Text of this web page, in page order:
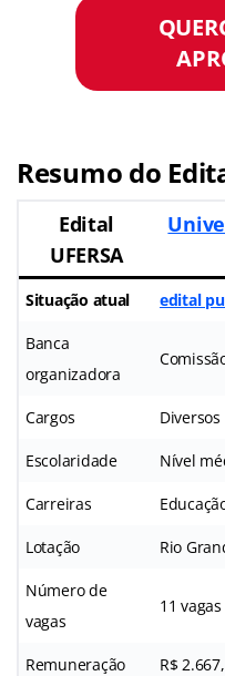
Resumo do
Edital
UFERSA
Situação atual edital
Banca
organizadora
Cargos Diversos
Escolaridade Nível
Carreiras
Lotação Rio
Número de
vagas
11 vagas
Remuneração R$